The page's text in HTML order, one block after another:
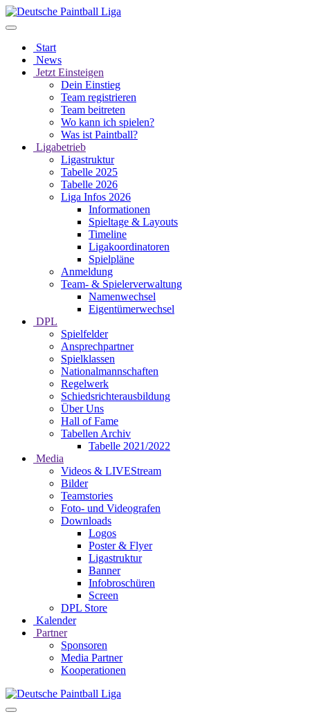
Start
News
Jetzt Einsteigen
Dein Einstieg
Team registrieren
Team beitreten
Wo kann ich spielen?
Was ist Paintball?
Ligabetrieb
Ligastruktur
Tabelle 2025
Tabelle 2026
Liga Infos 2026
Informationen
Spieltage & Layouts
Timeline
Ligakoordinatoren
Spielpläne
Anmeldung
Team- & Spielerverwaltung
Namenwechsel
Eigentümerwechsel
DPL
Spielfelder
Ansprechpartner
Spielklassen
Nationalmannschaften
Regelwerk
Schiedsrichterausbildung
Über Uns
Hall of Fame
Tabellen Archiv
Tabelle 2021/2022
Media
Videos & LIVEStream
Bilder
Teamstories
Foto- und Videografen
Downloads
Logos
Poster & Flyer
Ligastruktur
Banner
Infobroschüren
Screen
DPL Store
Kalender
Partner
Sponsoren
Media Partner
Kooperationen